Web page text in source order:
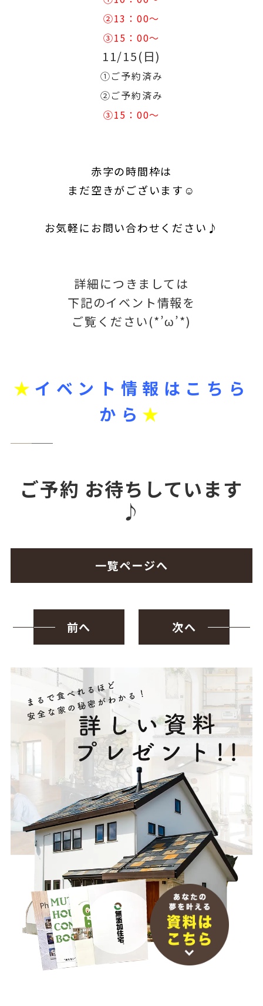
②13：00～
③15：00～
11/15(日)
①ご予約済み
②ご予約済み
③15：00～
赤字の時間枠は
まだ空きがございます☺
お気軽にお問い合わせください♪
詳細につきましては
下記のイベント情報を
ご覧ください(*’ω’*)
★ イベント情報はこちら
から ★
ご予約 お待ちしています
♪
前へ
一覧ページへ
次へ